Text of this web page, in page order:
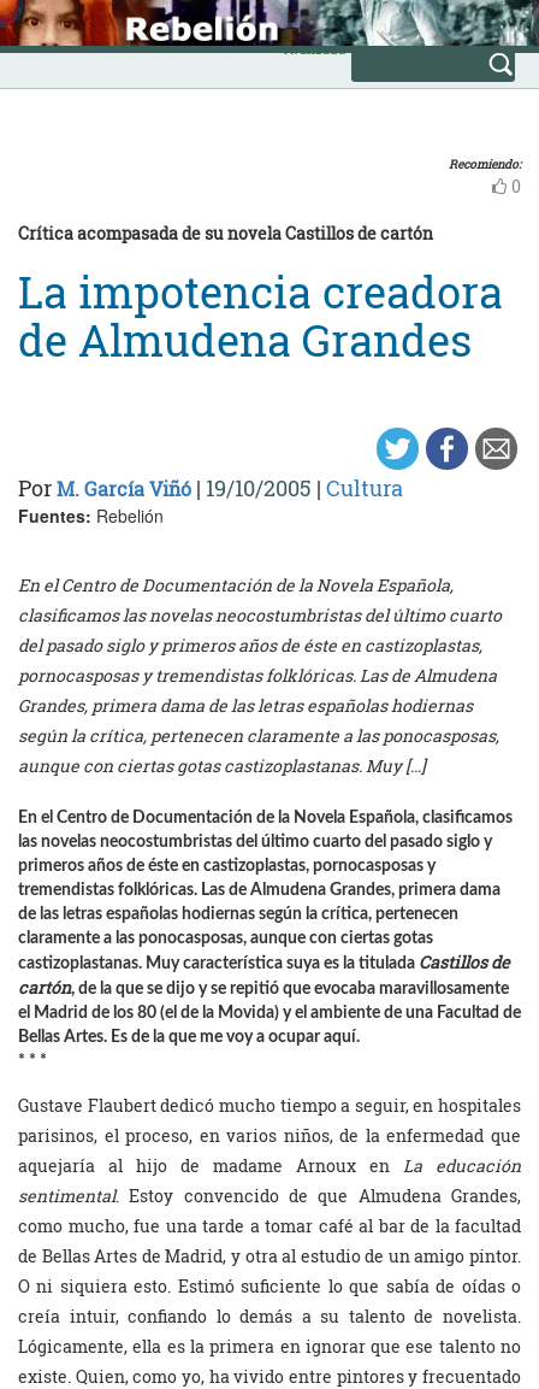
Skip
to
content
INICIO
Avanzada
Recomiendo:
0
Crítica acompasada de su novela Castillos de cartón
La impotencia creadora
de Almudena Grandes
PorM. García Viñó | 19/10/2005 | Cultura
Fuentes: Rebelión
En el Centro de Documentación de la Novela Española,
clasificamos las novelas neocostumbristas del último cuarto
del pasado siglo y primeros años de éste en castizoplastas,
pornocasposas y tremendistas folklóricas. Las de Almudena
Grandes, primera dama de las letras españolas hodiernas
según la crítica, pertenecen claramente a las ponocasposas,
aunque con ciertas gotas castizoplastanas. Muy […]
En el Centro de Documentación de la Novela Española, clasificamos
las novelas neocostumbristas del último cuarto del pasado siglo y
primeros años de éste en castizoplastas, pornocasposas y
tremendistas folklóricas. Las de Almudena Grandes, primera dama
de las letras españolas hodiernas según la crítica, pertenecen
claramente a las ponocasposas, aunque con ciertas gotas
castizoplastanas. Muy característica suya es la titulada Castillos de
cartón, de la que se dijo y se repitió que evocaba maravillosamente
el Madrid de los 80 (el de la Movida) y el ambiente de una Facultad de
Bellas Artes. Es de la que me voy a ocupar aquí.
* * *
Gustave Flaubert dedicó mucho tiempo a seguir, en hospitales
parisinos, el proceso, en varios niños, de la enfermedad que
aquejaría al hijo de madame Arnoux en
La educación
sentimental. Estoy convencido de que Almudena Grandes,
como mucho, fue una tarde a tomar café al bar de la facultad
de Bellas Artes de Madrid, y otra al estudio de un amigo pintor.
O ni siquiera esto. Estimó suficiente lo que sabía de oídas o
creía intuir, confiando lo demás a su talento de novelista.
Lógicamente, ella es la primera en ignorar que ese talento no
existe. Quien, como yo, ha vivido entre pintores y frecuentado